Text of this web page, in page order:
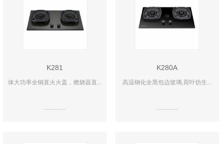
K281
体大功率全铜直火火盖，燃烧器直...
K280A
高温钢化全黑包边玻璃,荷叶彷生...